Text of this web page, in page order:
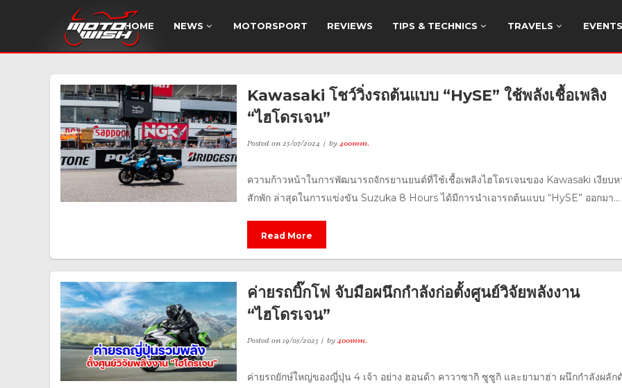
HOME NEWS MOTORSPORT REVIEWS TIPS & TECHNICS TRAVELS EVENTS
Kawasaki โชว์วิ่งรถต้นแบบ “HySE” ใช้พลังเชื้อเพลิง
“ไฮโดรเจน”
Posted on25/07/2024 by400mm.
ความก้าวหน้าในการพัฒนารถจักรยานยนต์ที่ใช้เชื้อเพลิงไฮโดรเจนของ Kawasaki เงียบห
สักพัก ล่าสุดในการแข่งขัน Suzuka 8 Hours ได้มีการนำเอารถต้นแบบ “HySE” ออกมา...
Read More
ค่ายรถบิ๊กโฟ จับมือผนึกกำลังก่อตั้งศูนย์วิจัยพลังงาน
“ไฮโดรเจน”
Posted on19/05/2023 by400mm.
ค่ายรถยักษ์ใหญ่ของญี่ปุ่น 4 เจ้า อย่าง ฮอนด้า คาวาซากิ ซูซูกิ และยามาฮ่า ผนึกกำลังผลัก